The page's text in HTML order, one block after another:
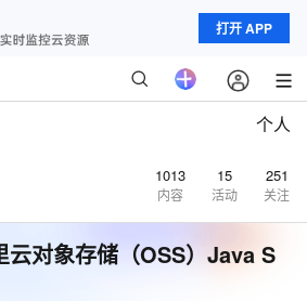
打开 APP
个人
1013
内容
15
活动
251
关注
云对象存储（OSS）Java S